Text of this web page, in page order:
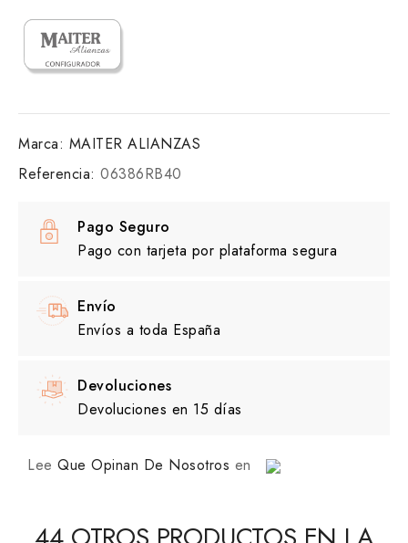
Marca: MAITER ALIANZAS
Referencia: 06386RB40
Pago Seguro
Pago con tarjeta por plataforma segura
Envío
Envíos a toda España
Devoluciones
Devoluciones en 15 días
Lee Que Opinan De Nosotros en